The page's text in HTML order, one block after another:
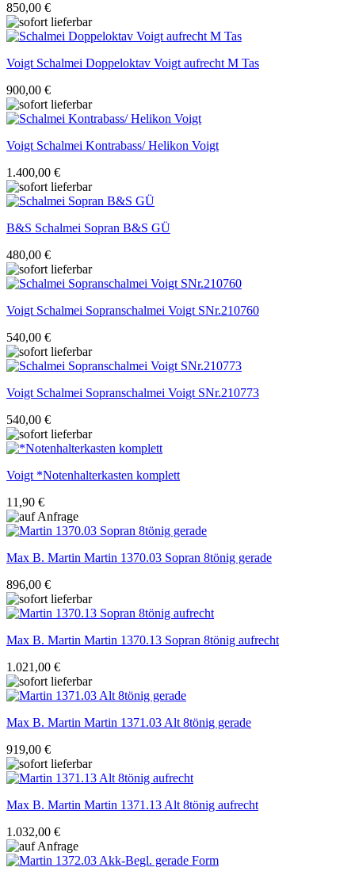
850,00 €
VoigtSchalmei Doppeloktav Voigt aufrecht M Tas
900,00 €
VoigtSchalmei Kontrabass/ Helikon Voigt
1.400,00 €
B&S Schalmei Sopran B&S GÜ
480,00 €
VoigtSchalmei Sopranschalmei Voigt SNr.210760
540,00 €
VoigtSchalmei Sopranschalmei Voigt SNr.210773
540,00 €
Voigt*Notenhalterkasten komplett
11,90 €
Max B. Martin Martin 1370.03 Sopran 8tönig gerade
896,00 €
Max B. Martin Martin 1370.13 Sopran 8tönig aufrecht
1.021,00 €
Max B. Martin Martin 1371.03 Alt 8tönig gerade
919,00 €
Max B. Martin Martin 1371.13 Alt 8tönig aufrecht
1.032,00 €